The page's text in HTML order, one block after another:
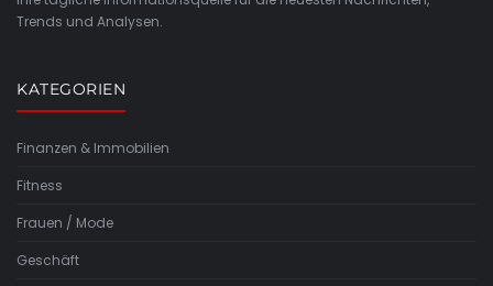
Trends und Analysen.
KATEGORIEN
Finanzen & Immobilien
Fitness
Frauen / Mode
Geschäft